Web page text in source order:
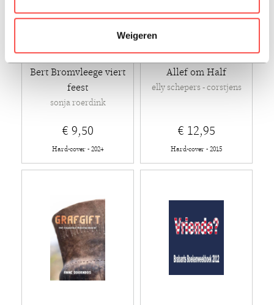
Weigeren
Bert Bromvleege viert
feest
sonja roerdink
€ 9,50
Hard-cover - 2024
Allef om Half
elly schepers - corstjens
€ 12,95
Hard-cover - 2015